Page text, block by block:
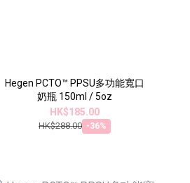
Hegen PCTO™ PPSU多功能寬口
奶瓶 150ml / 5oz
HK$185.00
HK$288.00 -36%